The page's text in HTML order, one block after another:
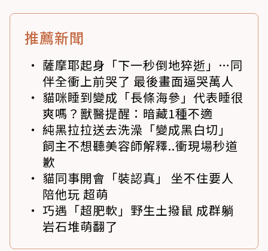
推薦新聞
薩摩耶起身「下一秒倒地猝逝」…同
伴全衝上前哭了 最後畫面逼哭萬人
貓咪睡到變成「長條海參」代表睡很
爽嗎？獸醫提醒：暗藏1種不適
純黑拉拉送去洗澡「變成黑白切」
飼主不想聽美容師解釋..衝現場秒道
歉
貓同事開會「裝認真」 坐不住要人
陪他玩 超萌
巧遇「超肥軟」野生土撥鼠 成群躺
岩石堆萌翻了